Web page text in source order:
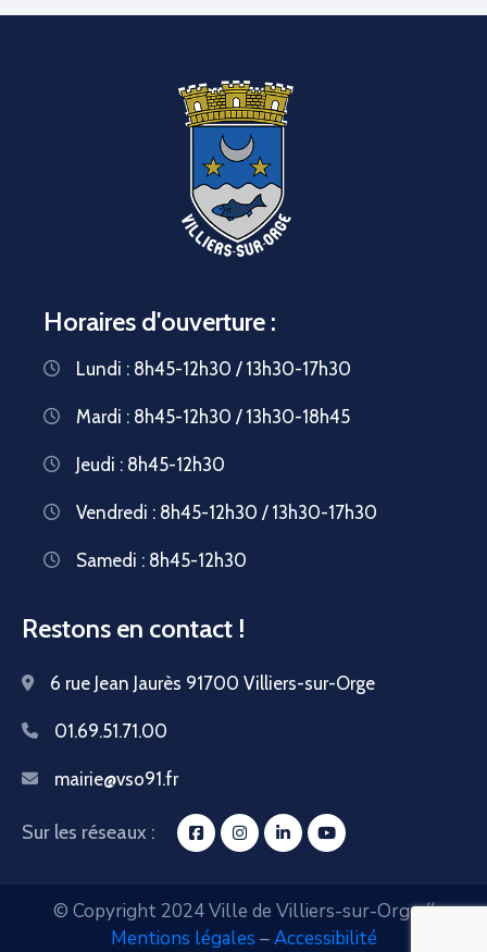
Horaires d'ouverture :
Lundi : 8h45-12h30 / 13h30-17h30
Mardi : 8h45-12h30 / 13h30-18h45
Jeudi : 8h45-12h30
Vendredi : 8h45-12h30 / 13h30-17h30
Samedi : 8h45-12h30
Restons en contact !
6 rue Jean Jaurès 91700 Villiers-sur-Orge
01.69.51.71.00
mairie@vso91.fr
Sur les réseaux :
© Copyright 2024 Ville de Villiers-sur-Orge //
Mentions légales –Accessibilité